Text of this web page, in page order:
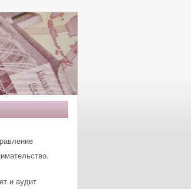
и аудит